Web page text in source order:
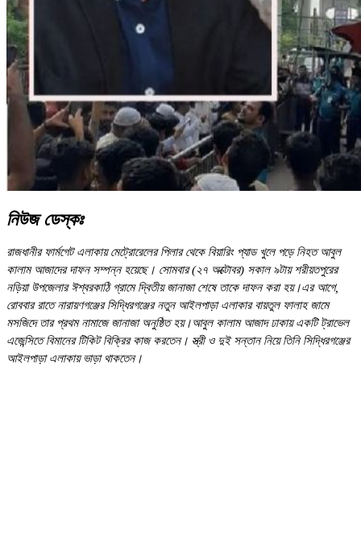
নিউজ ডেস্কঃ
রাজধানীর ফার্মগেট এলাকায় মেট্রোরেলের পিলার থেকে বিয়ারিং প্যাড খুলে পড়ে নিহত আবুল
কালাম আজাদের দাফন সম্পন্ন হয়েছে। সোমবার (২৭ অক্টোবর) সকাল ৯টায় শরীয়তপুরের
নড়িয়া উপজেলার ঈশ্বরকাঠি গ্রামে দ্বিতীয় জানাজা শেষে তাকে দাফন করা হয়।এর আগে,
রোববার রাতে নারায়ণগঞ্জের সিদ্ধিরগঞ্জের নতুন আইলপাড়া এলাকার বায়তুল ফালাহ জামে
মসজিদে তার প্রথম নামাজে জানাজা অনুষ্ঠিত হয়।আবুল কালাম আজাদ ঢাকায় একটি ট্রাভেল
এজেন্সিতে বিমানের টিকিট বিক্রির কাজ করতেন। স্ত্রী ও দুই সন্তান নিয়ে তিনি সিদ্ধিরগঞ্জের
আইলপাড়া এলাকায় ভাড়া থাকতেন।